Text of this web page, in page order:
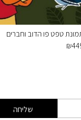
טפט פו הדוב וחברים
₪
שליחה